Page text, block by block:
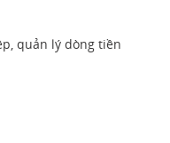
quản lý dòng tiền